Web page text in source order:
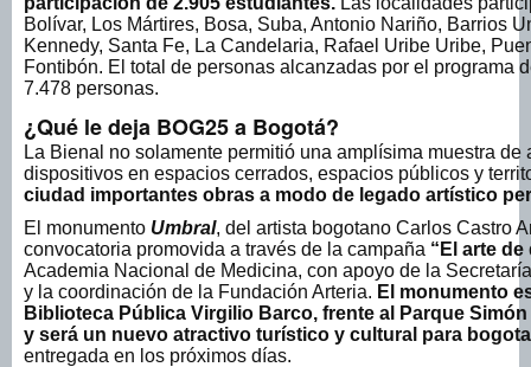
Bolívar, Los Mártires, Bosa, Suba, Antonio Nariño, Barrios
Kennedy, Santa Fe, La Candelaria, Rafael Uribe Uribe,
Fontibón. El total de personas alcanzadas por el programa
7.478 personas.
¿Qué le deja BOG25 a Bogotá?
La Bienal no solamente permitió una amplísima muestra
dispositivos en espacios cerrados, espacios públicos y
ciudad importantes obras a modo de legado artístico
El monumento Umbral, del artista bogotano Carlos Castro
convocatoria promovida a través de la campaña “El arte
Academia Nacional de Medicina, con apoyo de la
y la coordinación de la Fundación Arteria. El monumento
Biblioteca Pública Virgilio Barco, frente al Parque
y será un nuevo atractivo turístico y cultural para
entregada en los próximos días.